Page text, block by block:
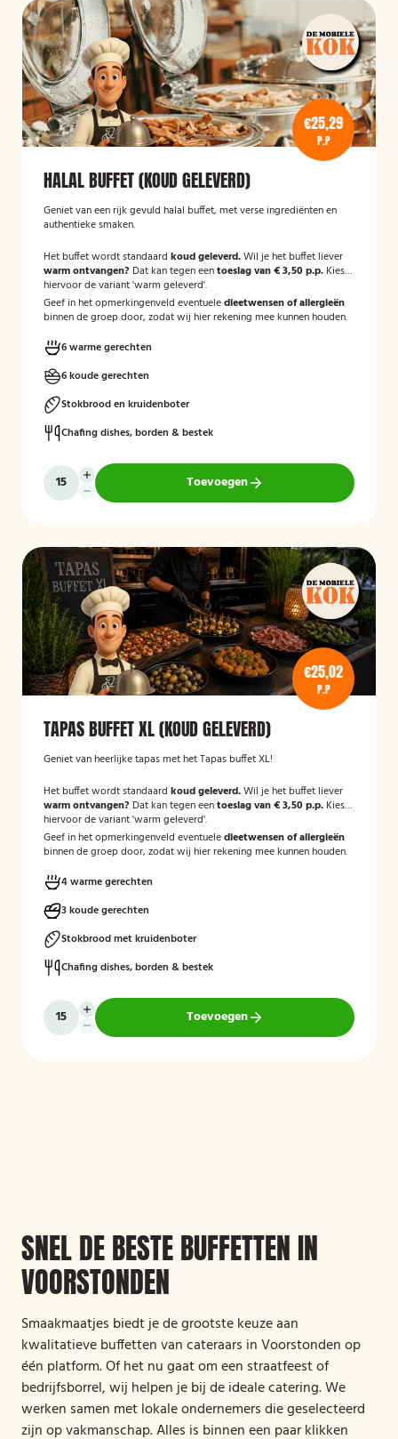
€25,29
P.P
HALAL BUFFET (KOUD GELEVERD)
Geniet van een rijk gevuld halal buffet, met verse ingrediënten en
authentieke smaken.
Het buffet wordt standaard koud geleverd.Wil je het buffet liever
warm ontvangen? Dat kan tegen eentoeslag van € 3,50 p.p. Kies
hiervoor de variant 'warm geleverd'.
Geef in het opmerkingenveld eventueledieetwensen of allergieën
binnen de groep door, zodat wij hier rekening mee kunnen houden.
6 warme gerechten
6 koude gerechten
Stokbrood en kruidenboter
Chafing dishes, borden & bestek
Toevoegen
€25,02
P.P
TAPAS BUFFET XL (KOUD GELEVERD)
Geniet van heerlijke tapas met het Tapas buffet XL!
Het buffet wordt standaard koud geleverd.Wil je het buffet liever
warm ontvangen? Dat kan tegen eentoeslag van € 3,50 p.p. Kies
hiervoor de variant 'warm geleverd'.
Geef in het opmerkingenveld eventueledieetwensen of allergieën
binnen de groep door, zodat wij hier rekening mee kunnen houden.
4 warme gerechten
3 koude gerechten
Stokbrood met kruidenboter
Chafing dishes, borden & bestek
Toevoegen
SNEL DE BESTE BUFFETTEN IN
VOORSTONDEN
Smaakmaatjes biedt je de grootste keuze aan
kwalitatieve buffetten van cateraars in Voorstonden op
één platform. Of het nu gaat om een straatfeest of
bedrijfsborrel, wij helpen je bij de ideale catering. We
werken samen met lokale ondernemers die geselecteerd
zijn op vakmanschap. Alles is binnen een paar klikken